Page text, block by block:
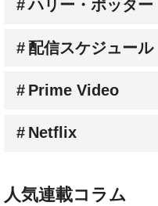
ハリー・ポッター
配信スケジュール
Prime Video
Netflix
人気連載コラム